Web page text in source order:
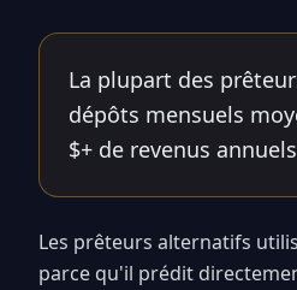
La plupart des
dépôts mensuels
$+ de revenus
Les prêteurs alternatifs
parce qu'il prédit